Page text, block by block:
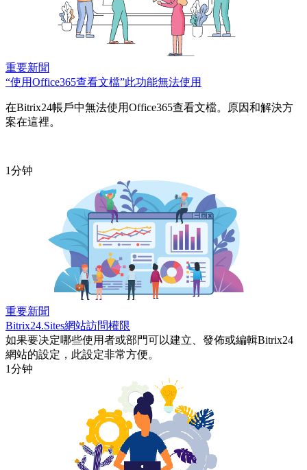
重要新聞
“使用Office365查看文檔”此功能無法使用
在Bitrix24帳戶中無法使用Office365查看文檔。原因和解決方
案在這裡。
1分钟
重要新聞
Bitrix24.Sites網站訪問權限
如果要决定哪些使用者或部門可以建立、發佈或編輯Bitrix24
網站的設定，此設定非常方便。
1分钟